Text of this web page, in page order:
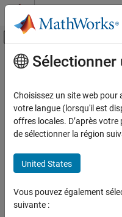
Passer au contenu
Activer/
Accueil de la documentation
LTE Toolbox
Physical Layer Subcomponents
Transport Channel
Contenu principal
Physical
Scrambling, symbol
resource mapping
processing functions to:
Perform uplink
Sélectionner
Choisissez un site web
votre langue (lorsqu'il est
offres locales. D’après
de sélectionner la région
United States
Vous pouvez également
suivante :